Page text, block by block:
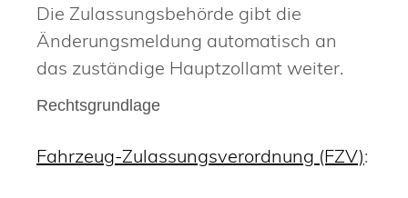
Die Zulassungsbehörde gibt die
Änderungsmeldung automatisch an
das zuständige Hauptzollamt weiter.
Rechtsgrundlage
Fahrzeug-Zulassungsverordnung (FZV):